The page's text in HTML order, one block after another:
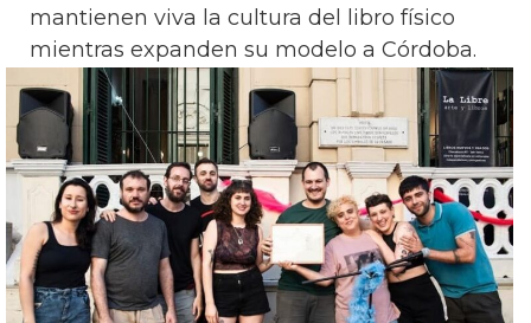
mantienen viva la cultura del libro físico
mientras expanden su modelo a Córdoba.